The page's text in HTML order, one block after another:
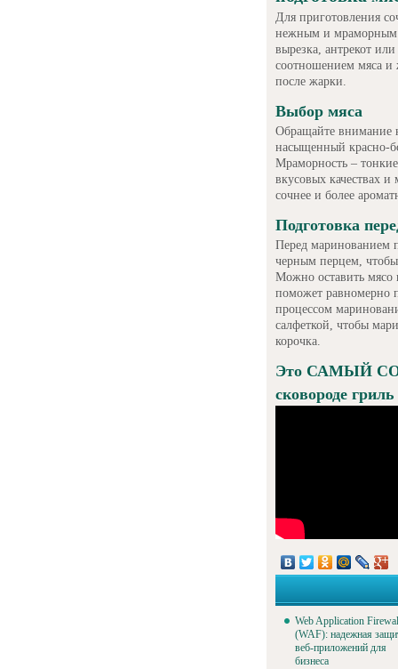
Для приготовления
нежным и мраморным
вырезка, антрекот
соотношением мяса и
после жарки.
Выбор мяса
Обращайте внимание
насыщенный красно-
Мраморность –
вкусовых качествах
сочнее и более
Подготовка
Перед маринованием
черным перцем,
Можно оставить мясо
поможет равномерно
процессом
салфеткой, чтобы
корочка.
Это САМЫЙ
сковороде
Web Application
(WAF): надежная
веб-приложений для
бизнеса